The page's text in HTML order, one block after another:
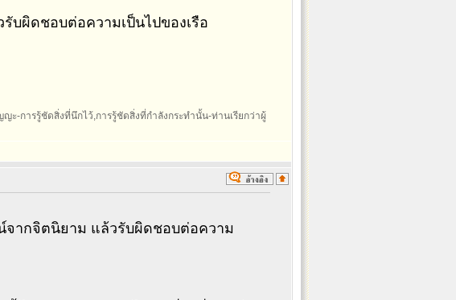
บผิดชอบต่อความเป็นไปของเรือ
-การรู้ชัดสิ่งที่นึกไว้,การรู้ชัดสิ่งที่กำลังกระทำนั้น-ท่านเรียกว่าผู้
จากจิตนิยาม แล้วรับผิดชอบต่อความ